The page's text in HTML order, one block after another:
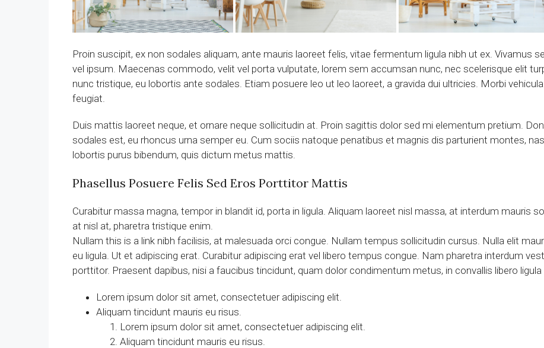
Proin suscipit, ex non sodales aliquam, ante mauris laoreet felis, vitae fermentum ligula nibh ut ex. Vivamus
vel ipsum. Maecenas commodo, velit vel porta vulputate, lorem sem accumsan nunc, nec scelerisque elit
nunc tristique, eu lobortis ante sodales. Etiam posuere leo ut leo laoreet, a gravida dui ultricies. Morbi
feugiat.
Duis mattis laoreet neque, et ornare neque sollicitudin at. Proin sagittis dolor sed mi elementum pretium.
sodales est, eu rhoncus urna semper eu. Cum sociis natoque penatibus et magnis dis parturient montes,
lobortis purus bibendum, quis dictum metus mattis.
Phasellus Posuere Felis Sed Eros Porttitor Mattis
Curabitur massa magna, tempor in blandit id, porta in ligula. Aliquam laoreet nisl massa, at interdum mauris
at nisl at, pharetra tristique enim.
Nullam this is a link nibh facilisis, at malesuada orci congue. Nullam tempus sollicitudin cursus. Nulla elit
eu ligula. Ut et adipiscing erat. Curabitur adipiscing erat vel libero tempus congue. Nam pharetra interdum
porttitor. Praesent dapibus, nisi a faucibus tincidunt, quam dolor condimentum metus, in convallis libero ligula
Lorem ipsum dolor sit amet, consectetuer adipiscing elit.
Aliquam tincidunt mauris eu risus.
Lorem ipsum dolor sit amet, consectetuer adipiscing elit.
Aliquam tincidunt mauris eu risus.